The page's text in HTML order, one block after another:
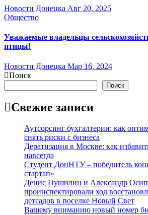
Новости Донецка Авг 20, 2025
Общество
Уважаемые владельцы
птицы!
Новости Донецка Мар 16, 2024
Поиск
Поиск
Свежие записи
Аутсорсинг бухгалтерии: как
снять риски с бизнеса
Дератизация в Москве: как
навсегда
Студент ДонНТУ – победитель
стартап»
Денис Пушилин и Александр
проинспектировали ход
детсадов в поселке Новый Свет
Вашему вниманию новый номер